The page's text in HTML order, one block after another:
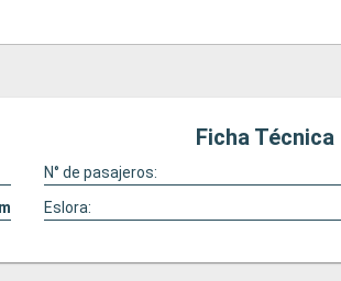
Ficha Técnica
N° de pasajeros:
m Eslora: